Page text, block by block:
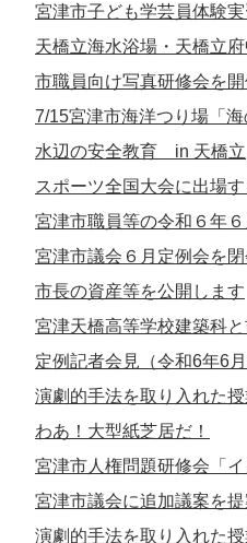
宮津市子ども学芸員体験
天橋立海水浴場・天橋立
市職員向け写真研修会を
7/15宮津市海洋つり場「
水辺の安全教育 in 天橋立
スポーツ全国大会に出場
宮津市職員等の令和６年
宮津市議会６月定例会
市長の資産等を公開します
宮津天橋高等学校建築科
定例記者会見（令和6年6月
演劇的手法を取り入れた
わあ！大型紙芝居だ！
宮津市人権問題研修会「
宮津市議会に追加議案を
演劇的手法を取り入れた授